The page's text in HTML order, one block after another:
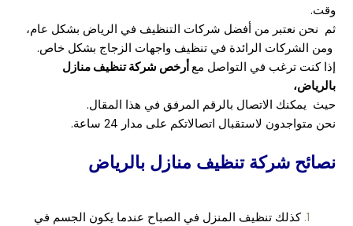
وقت.
ثم نحن نعتبر من أفضل شركات التنظيف في الرياض بشكل عام،
ومن الشركات الرائدة في تنظيف واجهات الزجاج بشكل خاص.
إذا كنت ترغب في التواصل مع أرخص شركة تنظيف منازل
بالرياض،
حيث يمكنك الاتصال بالرقم المرفق في هذا المقال.
نحن متواجدون لاستقبال اتصالاتكم على مدار 24 ساعة.
نصائح شركة تنظيف منازل بالرياض
كذلك تنظيف المنزل في الصباح عندما يكون الجسم في